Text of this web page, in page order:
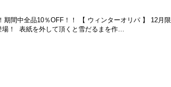
期間中全品10％OFF！！ 【 ウィンターオリパ 】 12月限
場！ 表紙を外して頂くと雪だるまを作…